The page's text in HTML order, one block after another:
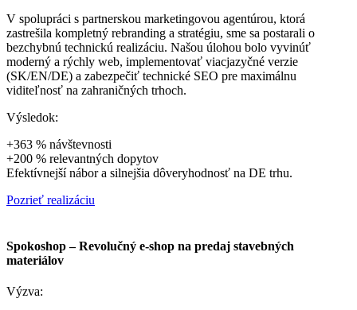
V spolupráci s partnerskou marketingovou agentúrou, ktorá
zastrešila kompletný rebranding a stratégiu, sme sa postarali o
bezchybnú technickú realizáciu. Našou úlohou bolo vyvinúť
moderný a rýchly web, implementovať viacjazyčné verzie
(SK/EN/DE) a zabezpečiť technické SEO pre maximálnu
viditeľnosť na zahraničných trhoch.
Výsledok:
+363 % návštevnosti
+200 % relevantných dopytov
Efektívnejší nábor a silnejšia dôveryhodnosť na DE trhu.
Pozrieť realizáciu
Spokoshop – Revolučný e-shop na predaj stavebných
materiálov
Výzva: